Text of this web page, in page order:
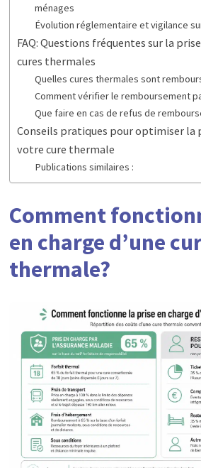
ménages
Évolution réglementaire et vigilance
FAQ: Questions fréquentes sur la
cures thermales
Quelles cures thermales sont
Comment vérifier le remboursement
Que faire en cas de refus de
Conseils pratiques pour optimiser la
votre cure thermale
Publications similaires :
Comment
en charge d’une
thermale?